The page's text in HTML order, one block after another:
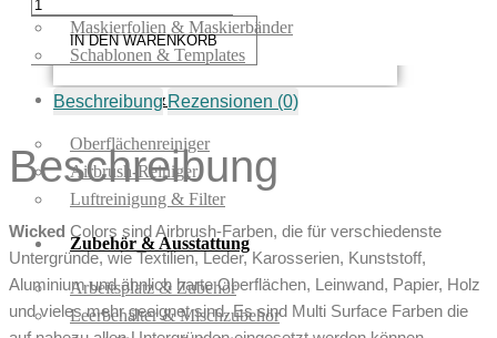
Maskierfolien & Maskierbänder
Schablonen & Templates
Reinigung & Pflege
Oberflächenreiniger
Airbrush-Reiniger
Luftreinigung & Filter
Zubehör & Ausstattung
Arbeitsplatz & Zubehör
Leerbehälter & Mischzubehör
Wicked
W095
Opaque
Raw
Sienna
ml.
Menge
IN DEN WARENKORB
Beschreibung Rezensionen (0)
Beschreibung
Wicked Colors sind Airbrush-Farben, die für verschiedenste
Untergründe, wie Textilien, Leder, Karosserien, Kunststoff,
Aluminium und ähnlich harte Oberflächen, Leinwand, Papier, Holz
und vieles mehr geeignet sind. Es sind Multi Surface Farben die